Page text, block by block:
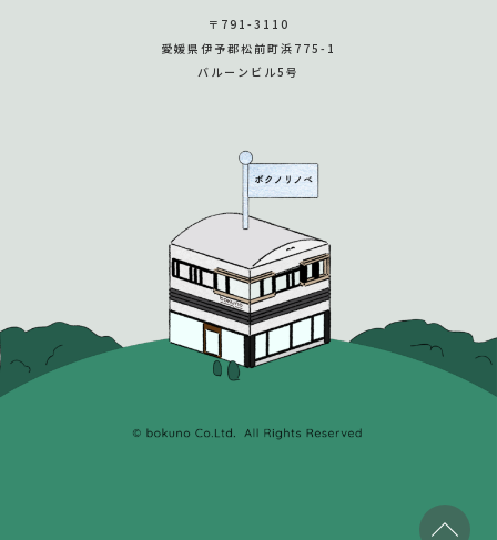
〒791-3110
愛媛県伊予郡松前町浜775-1
バルーンビル5号